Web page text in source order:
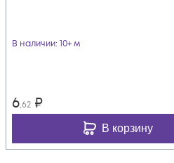
В наличии: 10+ м
6,62 ₽
В корзину